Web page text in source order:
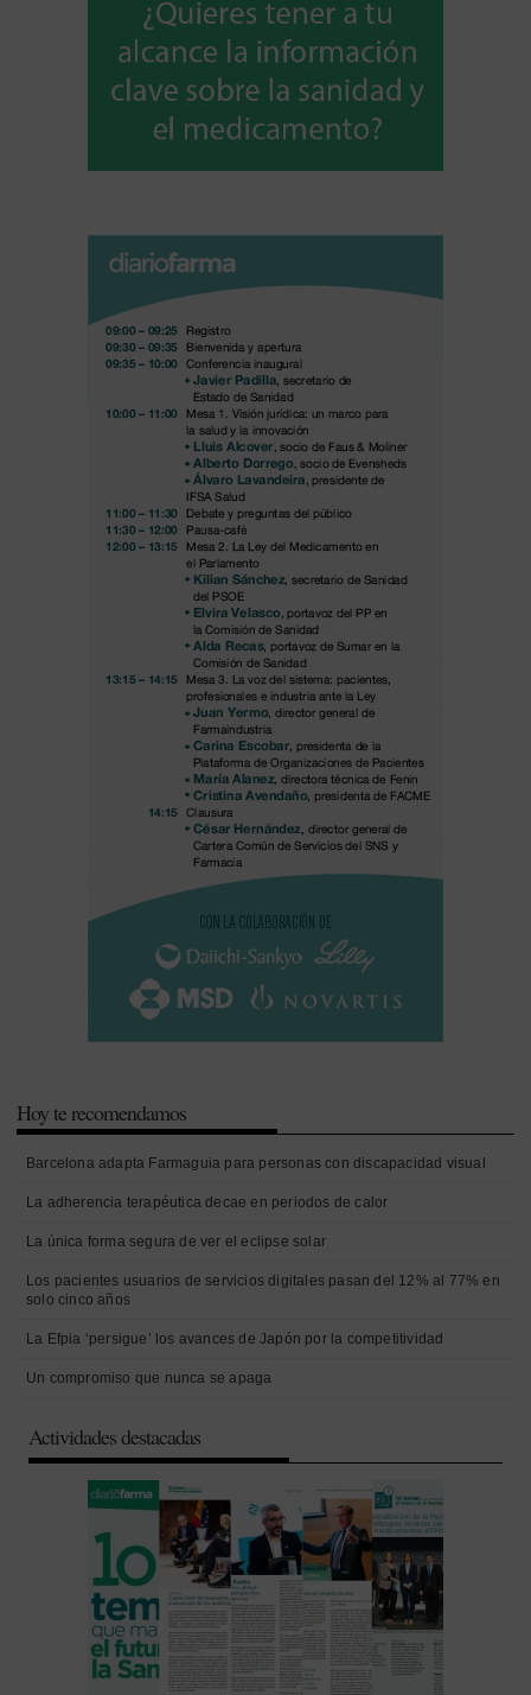
Hoy te recomendamos
Barcelona adapta Farmaguia para personas con discapacidad visual
La adherencia terapéutica decae en periodos de calor
La única forma segura de ver el eclipse solar
Los pacientes usuarios de servicios digitales pasan del 12% al 77% en
solo cinco años
La Efpia ‘persigue’ los avances de Japón por la competitividad
Un compromiso que nunca se apaga
Actividades destacadas